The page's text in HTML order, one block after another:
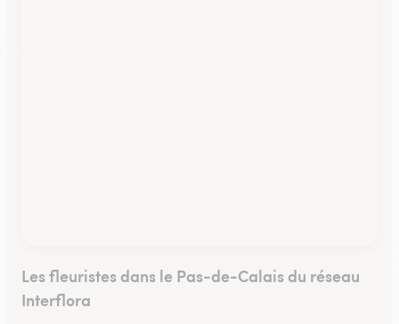
Les fleuristes dans le Pas-de-Calais du réseau
Interflora